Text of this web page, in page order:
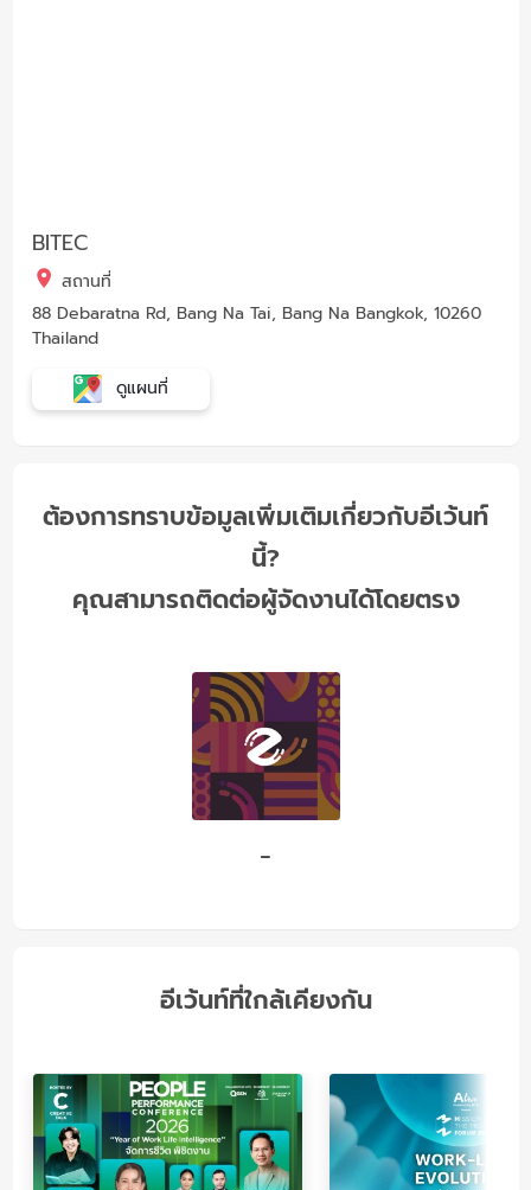
BITEC
สถานที่
88 Debaratna Rd, Bang Na Tai, Bang Na Bangkok, 10260
Thailand
ดูแผนที่
ต้องการทราบข้อมูลเพิ่มเติมเกี่ยวกับอีเว้นท์
นี้?
คุณสามารถติดต่อผู้จัดงานได้โดยตรง
-
อีเว้นท์ที่ใกล้เคียงกัน